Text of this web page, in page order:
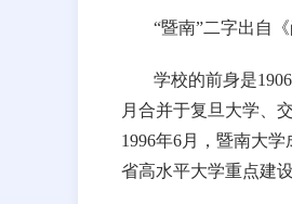
“暨南”二字出自
学校的前身是
月合并于复旦大学、
1996年6月，暨南大
省高水平大学重点建设